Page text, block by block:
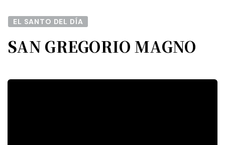
EL SANTO DEL DÍA
SAN GREGORIO MAGNO